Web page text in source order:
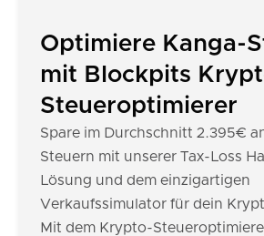
Optimiere Kanga-
mit Blockpits
Steueroptimierer
Spare im Durchschnitt 2.395€
Steuern mit unserer Tax-Loss
Lösung und dem einzigartigen
Verkaufssimulator für dein
Mit dem Krypto-